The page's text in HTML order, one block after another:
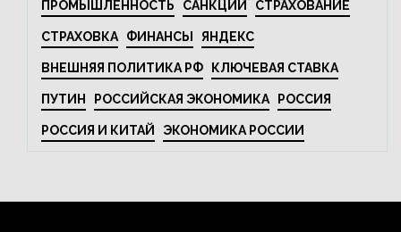
ПРОМЫШЛЕННОСТЬ САНКЦИИ СТРАХОВАНИЕ
СТРАХОВКА ФИНАНСЫ ЯНДЕКС
ВНЕШНЯЯ ПОЛИТИКА РФ КЛЮЧЕВАЯ СТАВКА
ПУТИН РОССИЙСКАЯ ЭКОНОМИКА РОССИЯ
РОССИЯ И КИТАЙ ЭКОНОМИКА РОССИИ